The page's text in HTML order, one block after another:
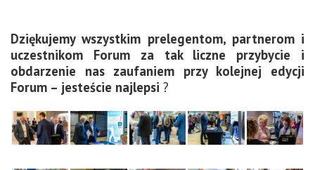
Dziękujemy wszystkim prelegentom, partnerom i
uczestnikom Forum za tak liczne przybycie i
obdarzenie nas zaufaniem przy kolejnej edycji
Forum – jesteście najlepsi ?